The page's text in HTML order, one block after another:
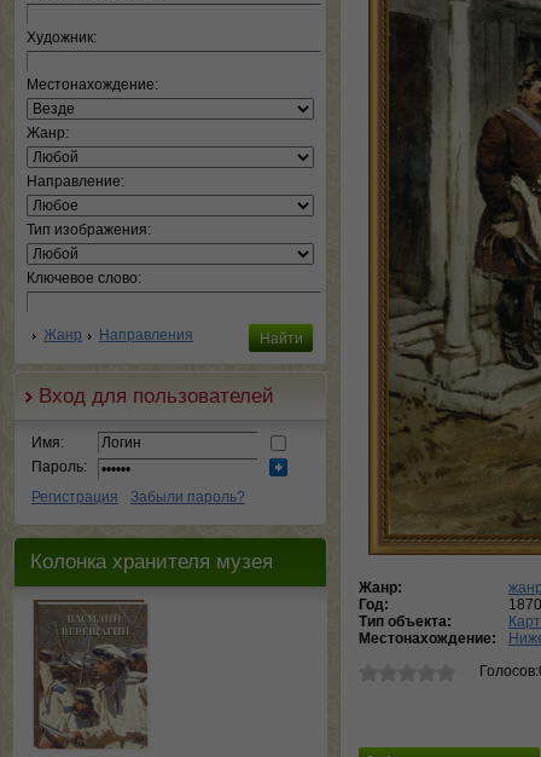
Художник:
Местонахождение:
Жанр:
Направление:
Тип изображения:
Ключевое слово:
Жанр Направления
Вход для пользователей
Имя:
Пароль:
Регистрация
Забыли пароль?
Колонка хранителя музея
Жанр:
Год:
1870
Тип объекта:
Местонахождение: